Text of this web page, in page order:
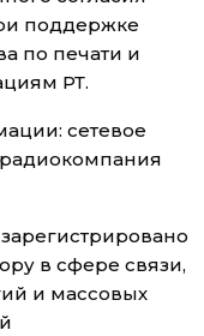
поддержке
по печати и
РТ.
сетевое
в сфере связи,
и массовых